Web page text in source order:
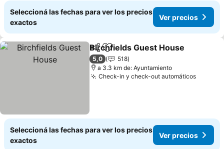
Seleccioná las fechas para ver los precios
exactos
Ver precios
CompartirAñadir a favoritos
Birchfields Guest House
5,0
518
a 3.3 km de: Ayuntamiento
Check-in y check-out automáticos
Seleccioná las fechas para ver los precios
exactos
Ver precios